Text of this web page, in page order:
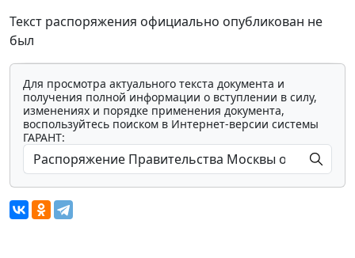
Текст распоряжения официально опубликован не
был
Для просмотра актуального текста документа и
получения полной информации о вступлении в силу,
изменениях и порядке применения документа,
воспользуйтесь поиском в Интернет-версии системы
ГАРАНТ: